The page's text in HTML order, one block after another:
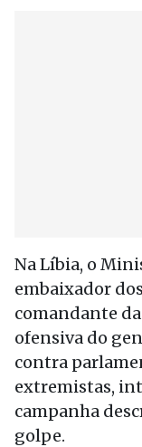
Na Líbia, o
embaixador
comandante
ofensiva do
contra
extremistas,
campanha
golpe.